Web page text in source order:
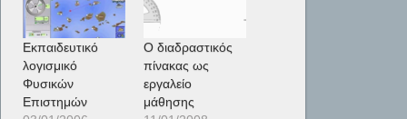
Εκπαιδευτικό
λογισμικό
Φυσικών
Επιστημών
Ο διαδραστικός
πίνακας ως
εργαλείο
μάθησης